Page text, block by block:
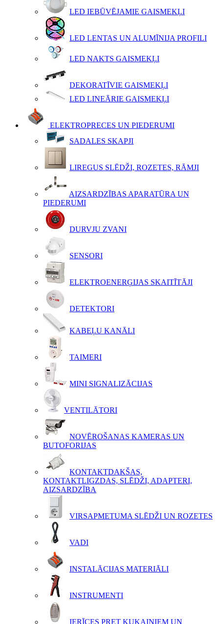
LED IEBŪVĒJAMIE GAISMEKĻI
LED LENTAS UN ALUMĪNIJA PROFILI
LED NAKTS GAISMEKĻI
DEKORATĪVIE GAISMEKĻI
LED LINEĀRIE GAISMEKĻI
ELEKTROPRECES UN PIEDERUMI
SADALES SKAPJI
LIREGUS SLĒDŽI, ROZETES, RĀMJI
AIZSARDZĪBAS APARATŪRA UN
PIEDERUMI
DURVJU ZVANI
SENSORI
ELEKTROENERĢIJAS SKAITĪTĀJI
DETEKTORI
KABEĻU KANĀLI
TAIMERI
MINI SIGNALIZĀCIJAS
VENTILĀTORI
NOVĒROŠANAS KAMERAS UN
BUTOFORIJAS
KONTAKTDAKŠAS,
KONTAKTLIGZDAS, SLĒDŽI, ADAPTERI,
AIZSARDZĪBA
VIRSAPMETUMA SLĒDŽI UN ROZETES
VADI
INSTALĀCIJAS MATERIĀLI
INSTRUMENTI
IERĪCES PRET KUKAIŅIEM UN